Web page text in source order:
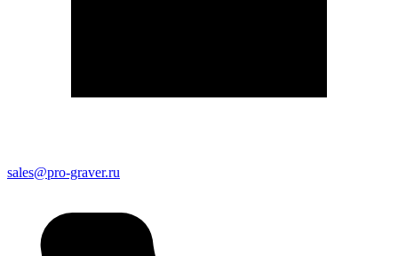
sales@pro-graver.ru